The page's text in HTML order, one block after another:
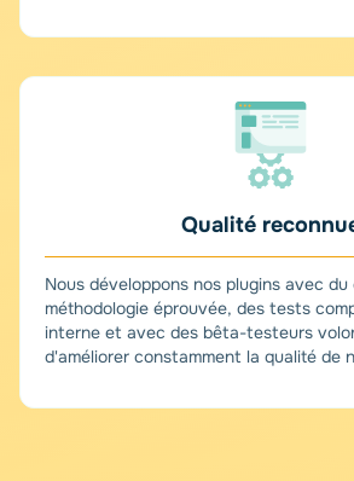
Qualité
Nous développons nos plugins avec
méthodologie éprouvée, des tests
interne et avec des bêta-testeurs
d'améliorer constamment la qualité de